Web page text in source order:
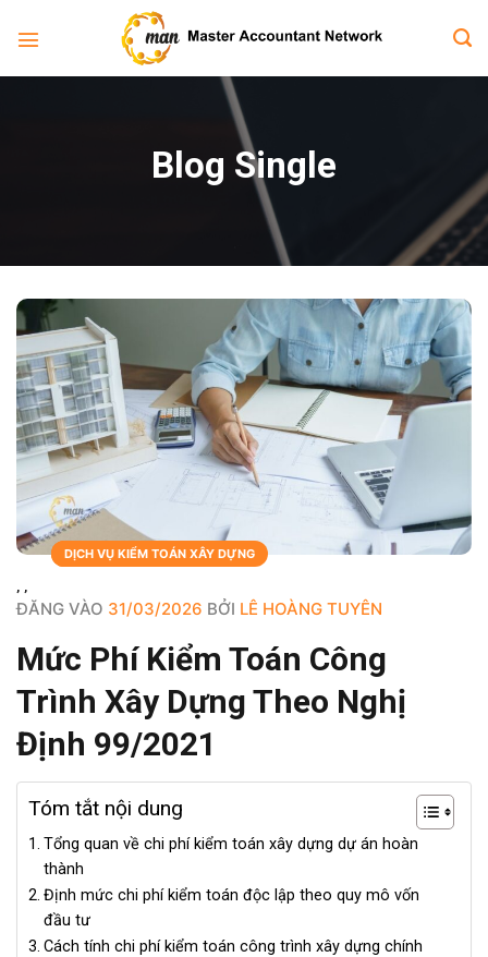
qua
Blog Single
DỊCH VỤ
,
BLOGS
,
DỊCH VỤ KIỂM TOÁN XÂY DỰNG
ĐĂNG VÀO 31/03/2026 BỞI LÊ HOÀNG TUYÊN
Mức Phí Kiểm Toán Công
Trình Xây Dựng Theo Nghị
Định 99/2021
Tóm tắt nội dung
Tổng quan về chi phí kiểm toán xây dựng dự án hoàn
thành
Định mức chi phí kiểm toán độc lập theo quy mô vốn
đầu tư
Cách tính chi phí kiểm toán công trình xây dựng chính